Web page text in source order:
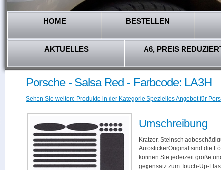
HOME BESTELLEN
AKTUELLES A6, PREIS
Porsche - Salsa Red - Farbcode: LA3H
Sehen Sie weitere Produkte in der Kategorie Spezielles Angebot für
Umschreibung
Kratzer,
AutostickerOriginal sind die
können Sie jederzeit große
gegensatz zum Touch-Up-